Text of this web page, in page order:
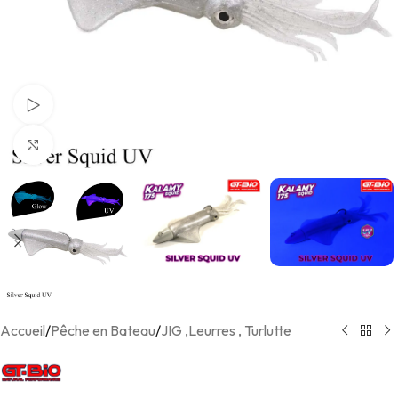
Agrandir
Accueil/Pêche en Bateau/JIG ,Leurres , Turlutte